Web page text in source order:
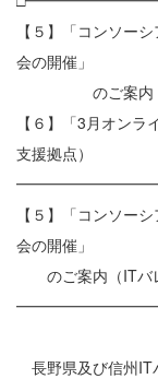
【５】「コンソー
会の開催」
のご案内（IT
【６】「3月オン
支援拠点）
【５】「コンソー
会の開催」
のご案内（ITバ
長野県及び信州IT